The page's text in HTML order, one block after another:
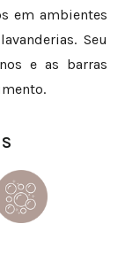
em ambientes
Seu
e as barras